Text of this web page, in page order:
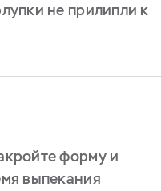
не прилипли к
форму и
выпекания